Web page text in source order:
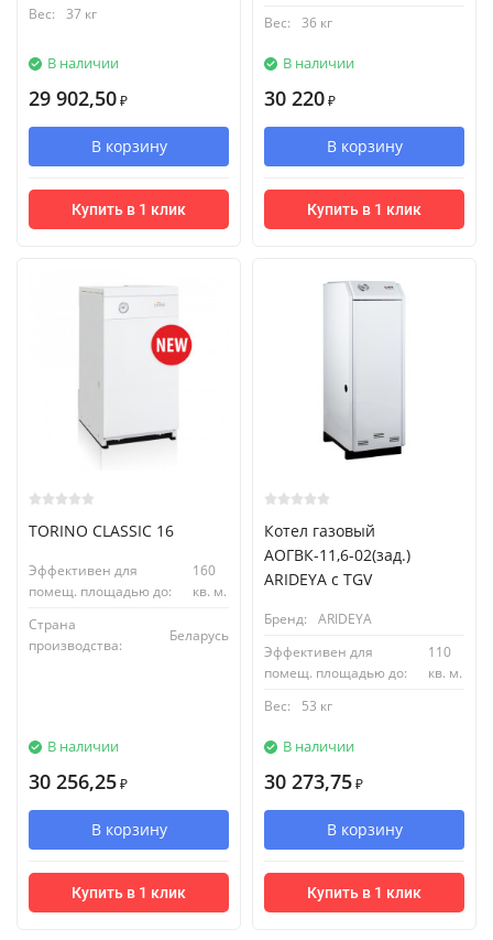
Вес:
37 кг
В наличии
29 902,50 ₽
В корзину
Купить в 1 клик
Вес:
36 кг
В наличии
30 220 ₽
В корзину
Купить в 1 клик
TORINO CLASSIC 16
Эффективен для
помещ. площадью до:
160
кв. м.
Страна
производства:
Беларусь
В наличии
30 256,25 ₽
В корзину
Купить в 1 клик
Котел газовый
АОГВК-11,6-02(зад.)
ARIDEYA с TGV
Бренд:
ARIDEYA
Эффективен для
помещ. площадью до:
110
кв. м.
Вес:
53 кг
В наличии
30 273,75 ₽
В корзину
Купить в 1 клик